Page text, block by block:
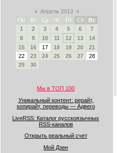
« Апрель 2013 »
Пн
Вт Ср Чт Пт Сб
Вс
1
2 3 4 5 6
7
8
9 10 11 12 13
14
15
16 17 18 19 20
21
22
23 24 25 26 27
28
29
30
Мы в ТОП 100
Уникальный контент: рерайт,
копирайт, переводы — Адвего
LiveRSS: Каталог русскоязычных
RSS-каналов
Открыть реальный счет
Мой Дзен